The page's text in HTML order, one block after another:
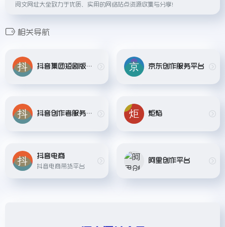
阅文网址大全致力于优质、实用的网络站点资源收集与分享！
相关导航
抖音集团短剧版权中心 京东创作服务平台
抖音创作者服务中心 炬焰
抖音电商
抖音电商带货平台
阿里创作平台